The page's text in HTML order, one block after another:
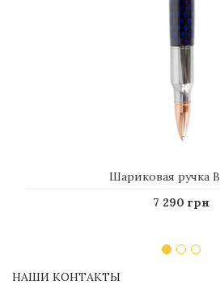
Шариковая ручка
7 290 грн
НАШИ КОНТАКТЫ